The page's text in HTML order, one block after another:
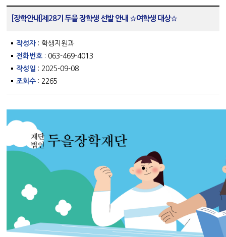
[장학안내]제28기 두을 장학생 선발 안내 ☆여학생 대상☆
작성자: 학생지원과
전화번호: 063-469-4013
작성일 : 2025-09-08
조회수: 2265